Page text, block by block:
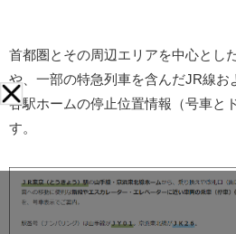
首都圏とその周辺エリアを中心とし
や、一部の特急列車を含んだJR線お
各駅ホームの停止位置情報（号車と
す。